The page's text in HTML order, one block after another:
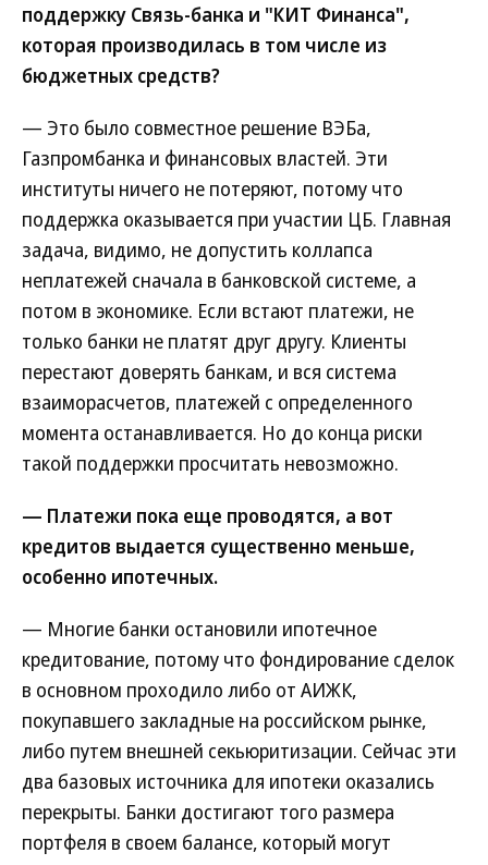
поддержку Связь-банка и "КИТ Финанса",
которая производилась в том числе из
бюджетных средств?
— Это было совместное решение ВЭБа,
Газпромбанка и финансовых властей. Эти
институты ничего не потеряют, потому что
поддержка оказывается при участии ЦБ. Главная
задача, видимо, не допустить коллапса
неплатежей сначала в банковской системе, а
потом в экономике. Если встают платежи, не
только банки не платят друг другу. Клиенты
перестают доверять банкам, и вся система
взаиморасчетов, платежей с определенного
момента останавливается. Но до конца риски
такой поддержки просчитать невозможно.
— Платежи пока еще проводятся, а вот
кредитов выдается существенно меньше,
особенно ипотечных.
— Многие банки остановили ипотечное
кредитование, потому что фондирование сделок
в основном проходило либо от АИЖК,
покупавшего закладные на российском рынке,
либо путем внешней секьюритизации. Сейчас эти
два базовых источника для ипотеки оказались
перекрыты. Банки достигают того размера
портфеля в своем балансе, который могут